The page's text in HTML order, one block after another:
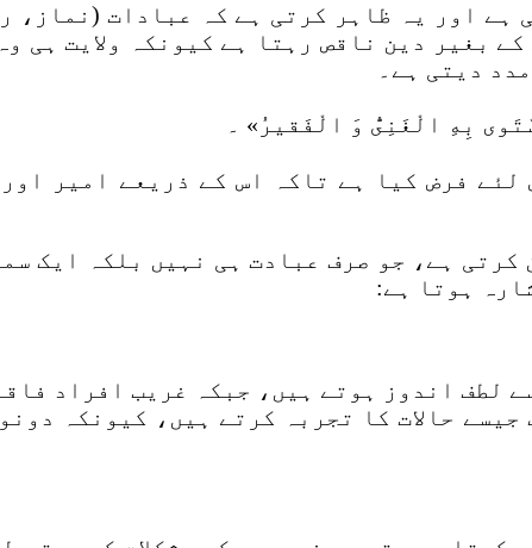
ہے اور یہ ظاہر کرتی ہے کہ عبادات (نماز،
بغیر دین ناقص رہتا ہے کیونکہ ولایت ہی
دیتی ہے۔
فرض کیا ہے تاکہ اس کے ذریعے امیر اور
ہے، جو صرف عبادت ہی نہیں بلکہ ایک
ہوتا ہے:
لطف اندوز ہوتے ہیں، جبکہ غریب افراد
حالات کا تجربہ کرتے ہیں، کیونکہ